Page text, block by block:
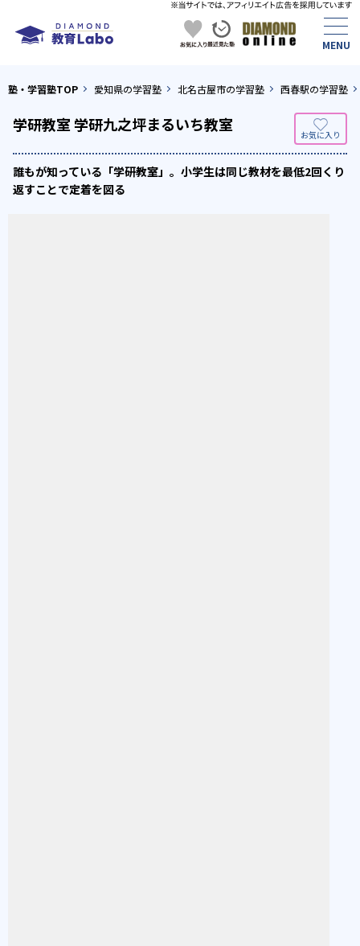
塾・学習塾TOP 愛知県の学習塾 北名古屋市の学習塾 西春駅の学習塾
学研教室 学研九之坪まるいち教室
誰もが知っている「学研教室」。小学生は同じ教材を最低2回くり
返すことで定着を図る